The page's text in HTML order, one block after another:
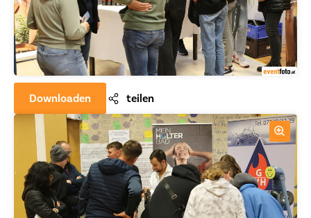
Downloaden teilen